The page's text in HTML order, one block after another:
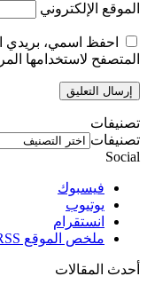
الموقع الإلكتروني
احفظ اسمي، بريدي
المتصفح لاستخدامها
تصنيفات
تصنيفات
Social
فيسبوك
يوتيوب
انستقرام
ملخص الموقع RSS
أحدث المقالات